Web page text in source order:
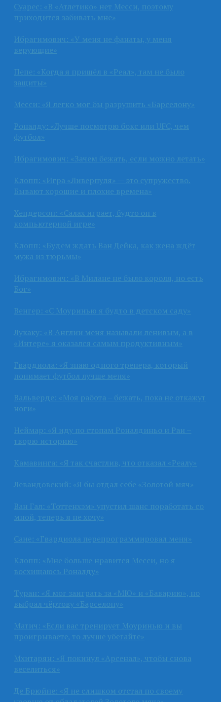
Суарес: «В «Атлетико» нет Месси, поэтому
приходится забивать мне»
Ибрагимович: «У меня не фанаты, у меня
верующие»
Пепе: «Когда я пришёл в «Реал», там не было
защиты»
Месси: «Я легко мог бы разрушить «Барселону»
Роналду: «Лучше посмотрю бокс или UFC, чем
футбол»
Ибрагимович: «Зачем бежать, если можно летать»
Клопп: «Игра «Ливерпуля» — это супружество.
Бывают хорошие и плохие времена»
Хендерсон: «Салах играет, будто он в
компьютерной игре»
Клопп: «Будем ждать Ван Дейка, как жена ждёт
мужа из тюрьмы»
Ибрагимович: «В Милане не было короля, но есть
Бог»
Венгер: «С Моуринью я будто в детском саду»
Лукаку: «В Англии меня называли ленивым, а в
«Интере» я оказался самым продуктивным»
Гвардиола: «Я знаю одного тренера, который
понимает футбол лучше меня»
Вальверде: «Моя работа – бежать, пока не откажут
ноги»
Неймар: «Я иду по стопам Роналдиньо и Раи –
творю историю»
Камавинга: «Я так счастлив, что отказал «Реалу»
Левандовский: «Я бы отдал себе «Золотой мяч»
Ван Гал: «Тоттенхэм» упустил шанс поработать со
мной, теперь я не хочу»
Сане: «Гвардиола перепрограммировал меня»
Клопп: «Мне больше нравится Месси, но я
восхищаюсь Роналду»
Туран: «Я мог заиграть за «МЮ» и «Баварию», но
выбрал чёртову «Барселону»
Матич: «Если вас тренирует Моуринью и вы
проигрываете, то лучше убегайте»
Мхитарян: «Я покинул «Арсенал», чтобы снова
веселиться»
Де Брюйне: «Я не слишком отстал по своему